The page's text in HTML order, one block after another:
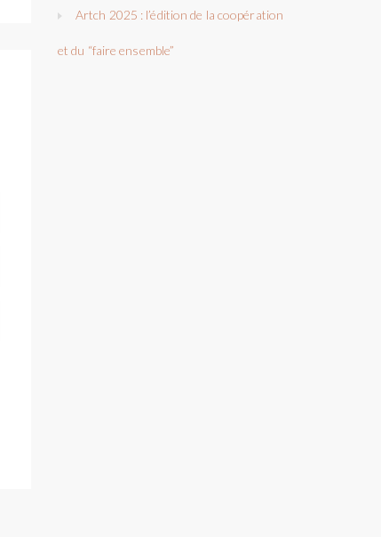
Artch 2025 : l’édition de la coopération
et du “faire ensemble”